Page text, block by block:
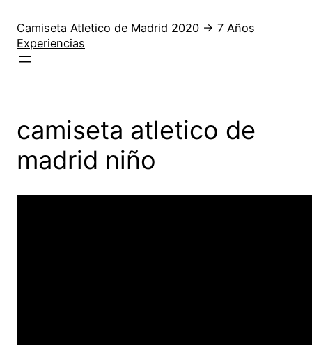
contenido
Camiseta Atletico de Madrid 2020 → 7 Años
Experiencias
camiseta atletico de
madrid niño